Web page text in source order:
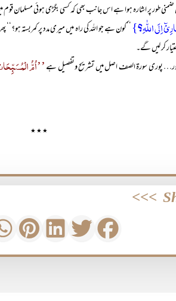
پر اشارہ ہوا ہے اس جانب بھی کہ کسی بگڑی ہوئی مسلمان قوم میں
اِلَی اللّٰہِ؟} ’’کون ہے جو اللہ کی راہ میں میری مدد پر
کر لیں گے۔
پوری سورۃ الصف اصل میں تشریح وتفصیل ہے’’اُمُّ
٭ ٭ ٭
>>>